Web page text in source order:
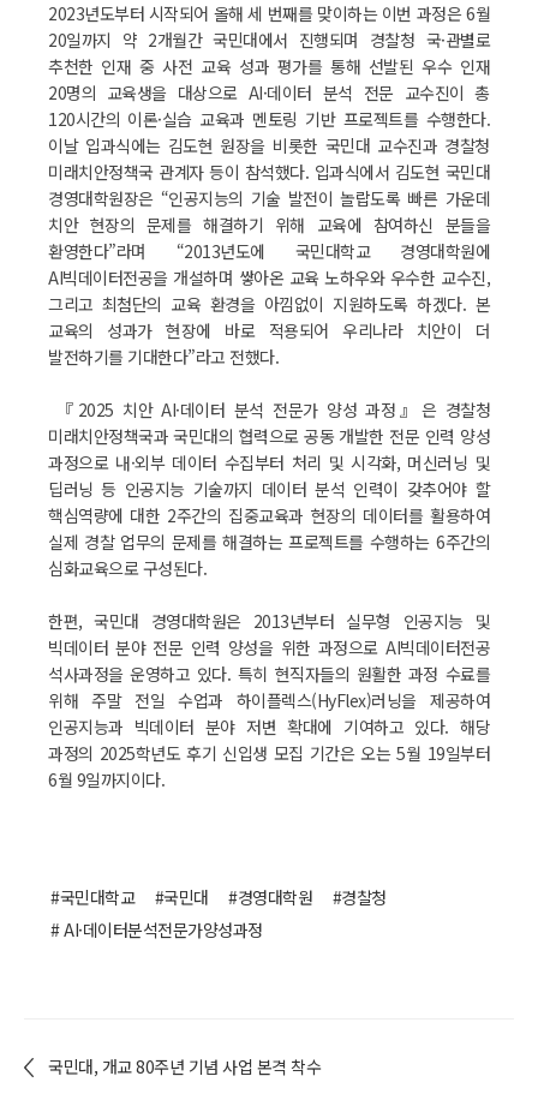
2023년도부터 시작되어 올해 세 번째를 맞이하는 이번 과정은 6월
20일까지 약 2개월간 국민대에서 진행되며 경찰청 국·관별로
추천한 인재 중 사전 교육 성과 평가를 통해 선발된 우수 인재
20명의 교육생을 대상으로 AI·데이터 분석 전문 교수진이 총
120시간의 이론·실습 교육과 멘토링 기반 프로젝트를 수행한다.
이날 입과식에는 김도현 원장을 비롯한 국민대 교수진과 경찰청
미래치안정책국 관계자 등이 참석했다. 입과식에서 김도현 국민대
경영대학원장은 “인공지능의 기술 발전이 놀랍도록 빠른 가운데
치안 현장의 문제를 해결하기 위해 교육에 참여하신 분들을
환영한다”라며 “2013년도에 국민대학교 경영대학원에
AI빅데이터전공을 개설하며 쌓아온 교육 노하우와 우수한 교수진,
그리고 최첨단의 교육 환경을 아낌없이 지원하도록 하겠다. 본
교육의 성과가 현장에 바로 적용되어 우리나라 치안이 더
발전하기를 기대한다”라고 전했다.
『2025 치안 AI·데이터 분석 전문가 양성 과정』은 경찰청
미래치안정책국과 국민대의 협력으로 공동 개발한 전문 인력 양성
과정으로 내·외부 데이터 수집부터 처리 및 시각화, 머신러닝 및
딥러닝 등 인공지능 기술까지 데이터 분석 인력이 갖추어야 할
핵심역량에 대한 2주간의 집중교육과 현장의 데이터를 활용하여
실제 경찰 업무의 문제를 해결하는 프로젝트를 수행하는 6주간의
심화교육으로 구성된다.
한편, 국민대 경영대학원은 2013년부터 실무형 인공지능 및
빅데이터 분야 전문 인력 양성을 위한 과정으로 AI빅데이터전공
석사과정을 운영하고 있다. 특히 현직자들의 원활한 과정 수료를
위해 주말 전일 수업과 하이플렉스(HyFlex)러닝을 제공하여
인공지능과 빅데이터 분야 저변 확대에 기여하고 있다. 해당
과정의 2025학년도 후기 신입생 모집 기간은 오는 5월 19일부터
6월 9일까지이다.
#국민대학교 #국민대 #경영대학원
#경찰청
# AI·데이터분석전문가양성과정
국민대, 개교 80주년 기념 사업 본격 착수